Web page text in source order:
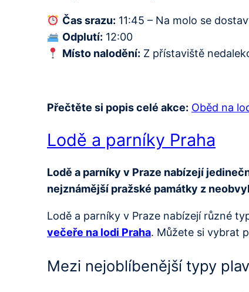
Čas srazu: 11:45 – Na molo se
Odplutí: 12:00
Místo nalodění: Z přístaviště
Přečtěte si popis celé akce: Oběd na
Lodě a parníky Praha
Lodě a parníky v Praze nabízejí
nejznámější pražské památky z
Lodě a parníky v Praze nabízejí různé
večeře na lodi Praha. Můžete si vybrat
Mezi nejoblíbenější typy